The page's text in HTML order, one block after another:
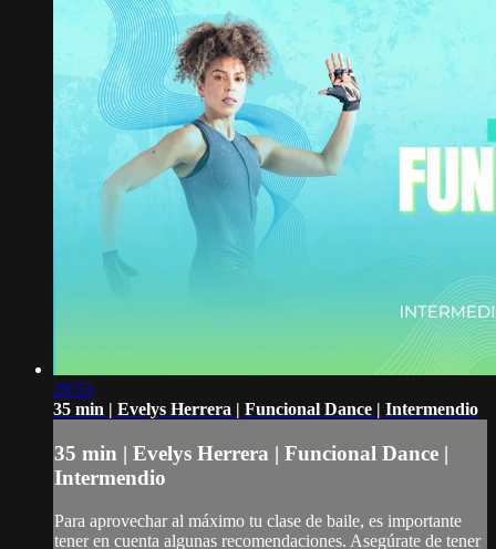
29:53
35 min | Evelys Herrera | Funcional Dance | Intermendio
35 min | Evelys Herrera | Funcional Dance |
Intermendio
Para aprovechar al máximo tu clase de baile, es importante
tener en cuenta algunas recomendaciones. Asegúrate de tener